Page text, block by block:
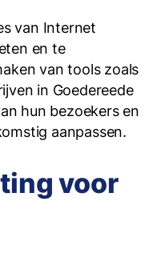
van Internet
en te
van tools zoals
in Goedereede
hun bezoekers en
aanpassen.
voor